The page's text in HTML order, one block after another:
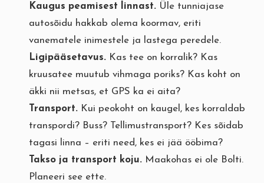
Kaugus peamisest linnast. Üle tunniajase
autosõidu hakkab olema koormav, eriti
vanematele inimestele ja lastega peredele.
Ligipääsetavus. Kas tee on korralik? Kas
kruusatee muutub vihmaga poriks? Kas koht on
äkki nii metsas, et GPS ka ei aita?
Transport. Kui peokoht on kaugel, kes korraldab
transpordi? Buss? Tellimustransport? Kes sõidab
tagasi linna – eriti need, kes ei jää ööbima?
Takso ja transport koju. Maakohas ei ole Bolti.
Planeeri see ette.